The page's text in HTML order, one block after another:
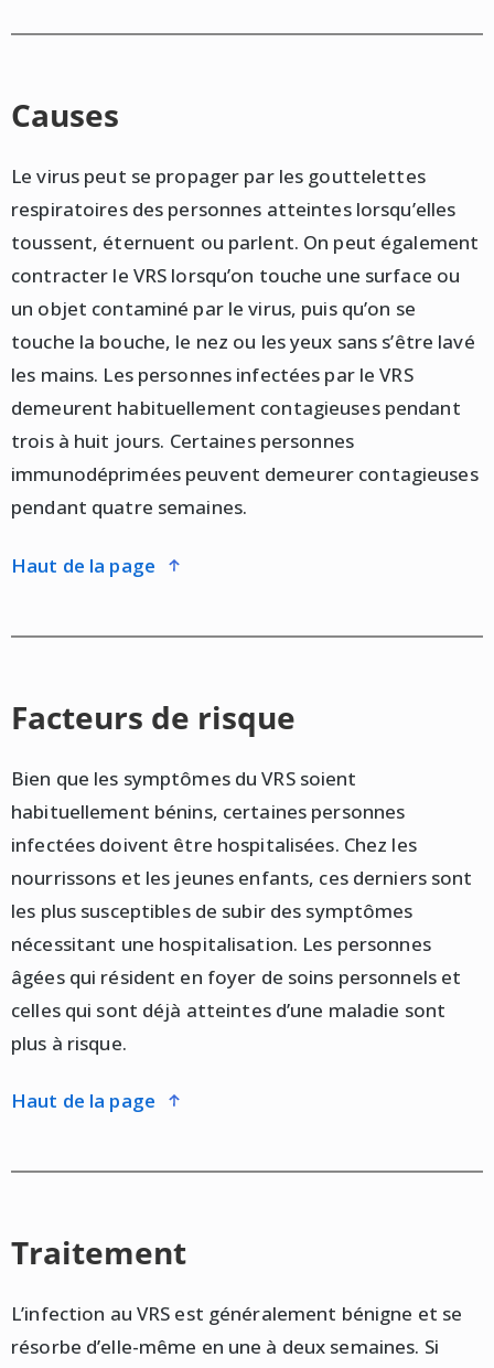
Causes
Le virus peut se propager par les gouttelettes
respiratoires des personnes atteintes lorsqu’elles
toussent, éternuent ou parlent. On peut également
contracter le VRS lorsqu’on touche une surface ou
un objet contaminé par le virus, puis qu’on se
touche la bouche, le nez ou les yeux sans s’être lavé
les mains. Les personnes infectées par le VRS
demeurent habituellement contagieuses pendant
trois à huit jours. Certaines personnes
immunodéprimées peuvent demeurer contagieuses
pendant quatre semaines.
haut de la page
Facteurs de risque
Bien que les symptômes du VRS soient
habituellement bénins, certaines personnes
infectées doivent être hospitalisées. Chez les
nourrissons et les jeunes enfants, ces derniers sont
les plus susceptibles de subir des symptômes
nécessitant une hospitalisation. Les personnes
âgées qui résident en foyer de soins personnels et
celles qui sont déjà atteintes d’une maladie sont
plus à risque.
haut de la page
Traitement
L’infection au VRS est généralement bénigne et se
résorbe d’elle-même en une à deux semaines. Si